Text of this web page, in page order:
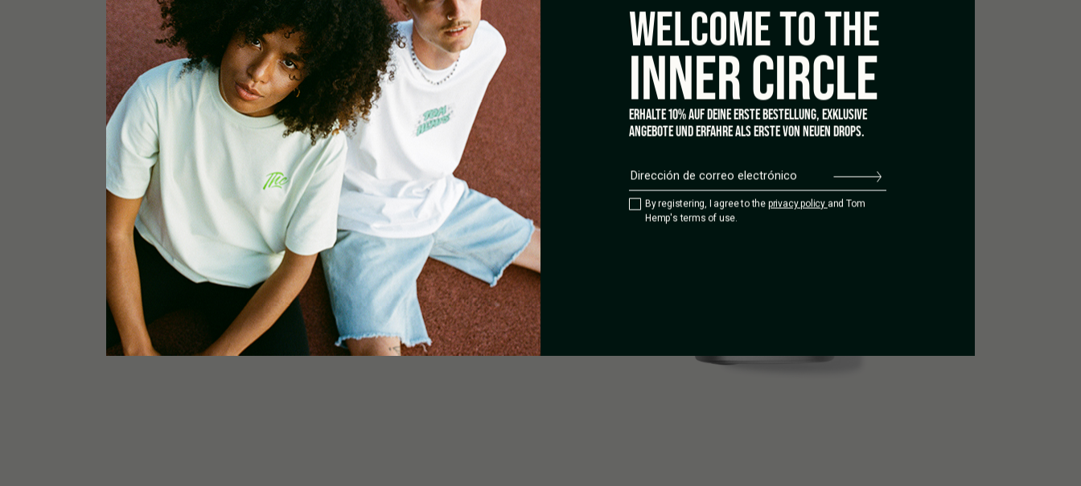
MÁS DETALLES
Utilizar con:
Hierba
Capacidad:
Tiempo de calentamiento:
22 segundos
Tiempo de funcionamiento:hasta 2,5 horas (8 – 10 sesiones)
Garantía limitada:
2 años
WELCOME TO THE
INNER CIRCLE
ERHALTE 10% AUF DEINE ERSTE BESTELLUNG, EXKLUSIVE
ANGEBOTE UND ERFAHRE ALS ERSTE VON NEUEN DROPS.
By registering, I agree to the privacy policy and Tom
Hemp's terms of use.